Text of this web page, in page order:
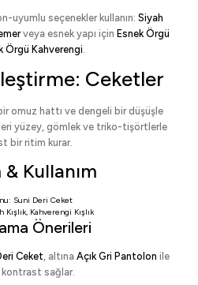
uyumlu seçenekler kullanın: Siyah
veya esnek yapı için Esnek Örgü
Örgü Kahverengi.
Ceketler
omuz hattı ve dengeli bir düşüşle
yüzey, gömlek ve triko-tişörtlerle
bir ritim kurar.
Kullanım
Suni Deri Ceket
Kışlık, Kahverengi Kışlık
Önerileri
Ceket, altına Açık Gri Pantolon ile
kontrast sağlar.